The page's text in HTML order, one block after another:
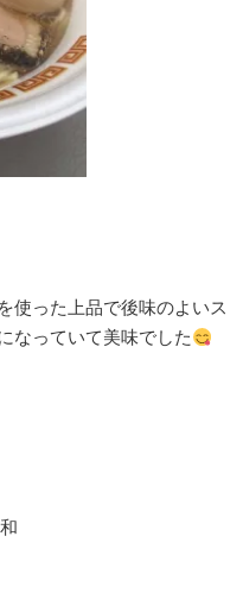
使った上品で後味のよいス
なっていて美味でした